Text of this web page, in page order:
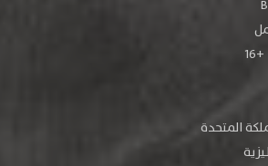
+16
المتحدة